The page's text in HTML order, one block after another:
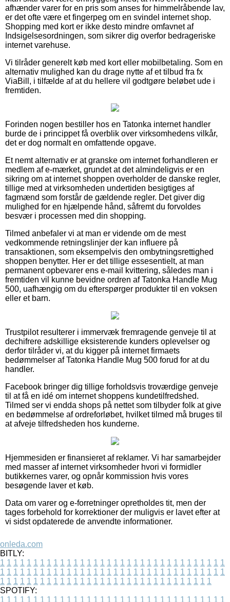
afhænder varer for en pris som anses for himmelråbende lav,
er det ofte være et fingerpeg om en svindel internet shop.
Shopping med kort er ikke desto mindre omfavnet af
Indsigelsesordningen, som sikrer dig overfor bedrageriske
internet varehuse.
Vi tilråder generelt køb med kort eller mobilbetaling. Som en
alternativ mulighed kan du drage nytte af et tilbud fra fx
ViaBill, i tilfælde af at du hellere vil godtgøre beløbet ude i
fremtiden.
Forinden nogen bestiller hos en Tatonka internet handler
burde de i princippet få overblik over virksomhedens vilkår,
det er dog normalt en omfattende opgave.
Et nemt alternativ er at granske om internet forhandleren er
medlem af e-mærket, grundet at det almindeligvis er en
sikring om at internet shoppen overholder de danske regler,
tillige med at virksomheden undertiden besigtiges af
fagmænd som forstår de gældende regler. Det giver dig
mulighed for en hjælpende hånd, såfremt du forvoldes
besvær i processen med din shopping.
Tilmed anbefaler vi at man er vidende om de mest
vedkommende retningslinjer der kan influere på
transaktionen, som eksempelvis den ombytningsrettighed
shoppen benytter. Her er det tillige essesentielt, at man
permanent opbevarer ens e-mail kvittering, således man i
fremtiden vil kunne bevidne ordren af Tatonka Handle Mug
500, uafhængig om du efterspørger produkter til en voksen
eller et barn.
Trustpilot resulterer i immervæk fremragende genveje til at
dechifrere adskillige eksisterende kunders oplevelser og
derfor tilråder vi, at du kigger på internet firmaets
bedømmelser af Tatonka Handle Mug 500 forud for at du
handler.
Facebook bringer dig tillige forholdsvis troværdige genveje
til at få en idé om internet shoppens kundetilfredshed.
Tilmed ser vi endda shops på nettet som tilbyder folk at give
en bedømmelse af ordreforløbet, hvilket tilmed må bruges til
at afveje tilfredsheden hos kunderne.
Hjemmesiden er finansieret af reklamer. Vi har samarbejder
med masser af internet virksomheder hvori vi formidler
butikkernes varer, og opnår kommission hvis vores
besøgende laver et køb.
Data om varer og e-forretninger opretholdes tit, men der
tages forbehold for korrektioner der muligvis er lavet efter at
vi sidst opdaterede de anvendte informationer.
onleda.com
BITLY:
1 1 1 1 1 1 1 1 1 1 1 1 1 1 1 1 1 1 1 1 1 1 1 1 1 1 1 1 1 1 1 1 1 1
1 1 1 1 1 1 1 1 1 1 1 1 1 1 1 1 1 1 1 1 1 1 1 1 1 1 1 1 1 1 1 1 1 1
1 1 1 1 1 1 1 1 1 1 1 1 1 1 1 1 1 1 1 1 1 1 1 1 1 1 1 1 1 1 1 1
SPOTIFY:
1 1 1 1 1 1 1 1 1 1 1 1 1 1 1 1 1 1 1 1 1 1 1 1 1 1 1 1 1 1 1 1 1 1